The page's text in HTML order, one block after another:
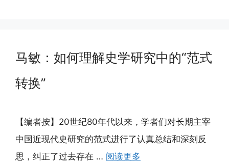
马敏：如何理解史学研究中的“范式
转换”
【编者按】20世纪80年代以来，学者们对长期主宰
中国近现代史研究的范式进行了认真总结和深刻反
思，纠正了过去存在 … 阅读更多